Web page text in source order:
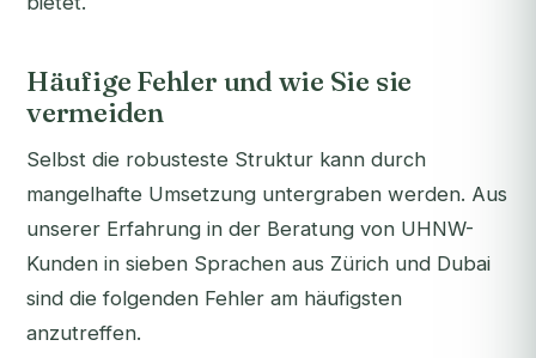
Häufige Fehler und wie Sie sie
vermeiden
Selbst die robusteste Struktur kann durch
mangelhafte Umsetzung untergraben werden. Aus
unserer Erfahrung in der Beratung von UHNW-
Kunden in sieben Sprachen aus Zürich und Dubai
sind die folgenden Fehler am häufigsten
anzutreffen.